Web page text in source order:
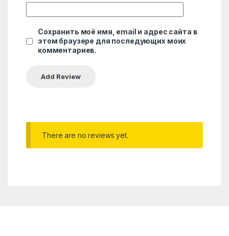
Сохранить моё имя, email и адрес сайта в
этом браузере для последующих моих
комментариев.
There are no reviews yet.